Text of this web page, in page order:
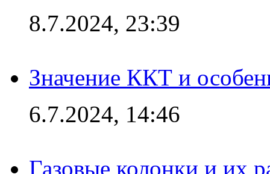
8.7.2024, 23:39
Значение ККТ и
6.7.2024, 14:46
Газовые колонки и их